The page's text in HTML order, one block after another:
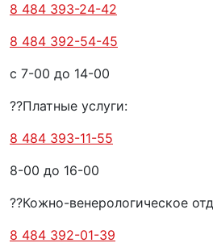
8 484 393-24-42
8 484 392-54-45
с 7-00 до 14-00
??Платные услуги:
8 484 393-11-55
8-00 до 16-00
??Кожно-венерологическое
8 484 392-01-39